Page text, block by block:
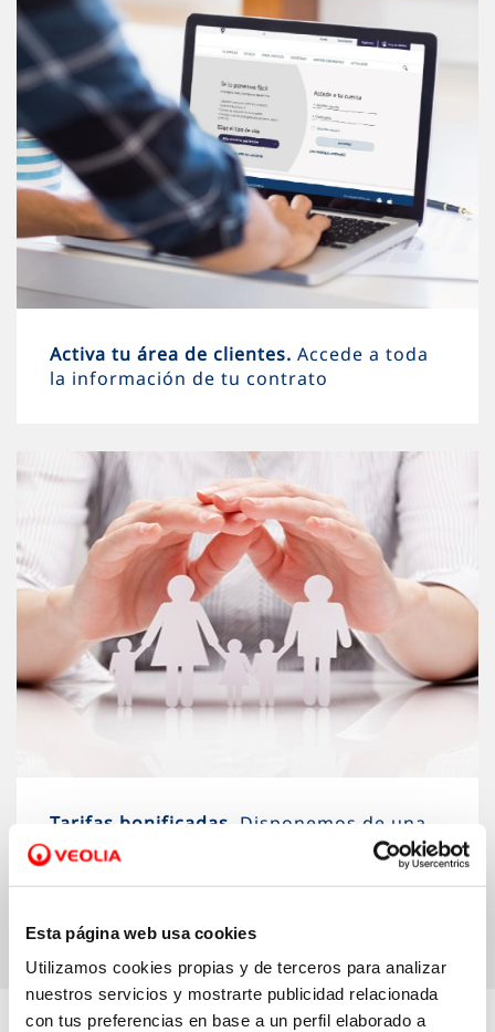
Esta página web usa cookies
Utilizamos cookies propias y de terceros para analizar
nuestros servicios y mostrarte publicidad relacionada
con tus preferencias en base a un perfil elaborado a
Activa tu área de clientes. Accede a toda
la información de tu contrato
Tarifas bonificadas. Disponemos de una
serie de tarifas bonificadas para ayudar a
las familias a pagar su recibo de agua